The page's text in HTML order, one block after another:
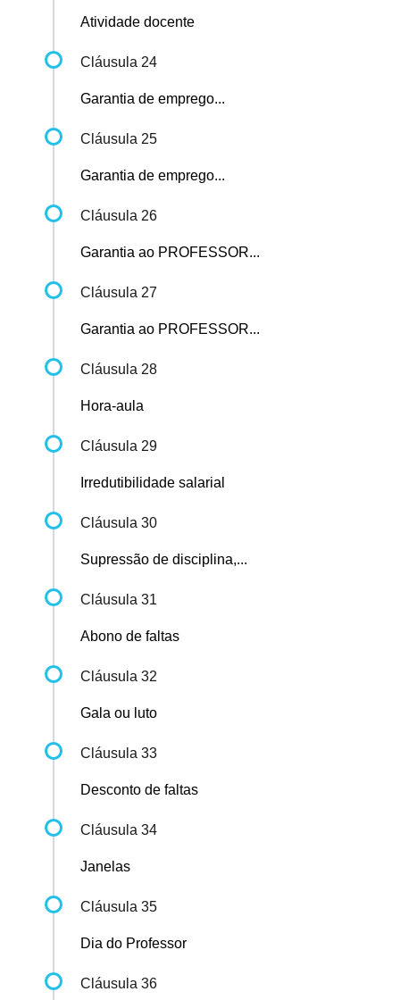
Atividade docente
Cláusula 24
Garantia de emprego...
Cláusula 25
Garantia de emprego...
Cláusula 26
Garantia ao PROFESSOR...
Cláusula 27
Garantia ao PROFESSOR...
Cláusula 28
Hora-aula
Cláusula 29
Irredutibilidade salarial
Cláusula 30
Supressão de disciplina,...
Cláusula 31
Abono de faltas
Cláusula 32
Gala ou luto
Cláusula 33
Desconto de faltas
Cláusula 34
Janelas
Cláusula 35
Dia do Professor
Cláusula 36